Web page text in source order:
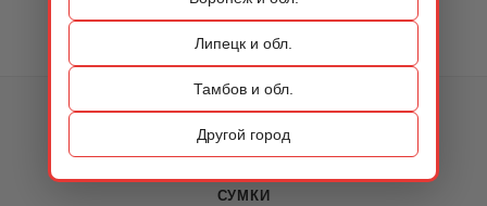
Липецк и обл.
Тамбов и обл.
Другой город
КАТАЛОГ
ОБУВЬ
СУМКИ